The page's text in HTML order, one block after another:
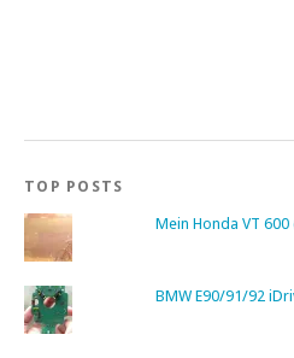
TOP POSTS
Mein Honda VT
BMW E90/91/92